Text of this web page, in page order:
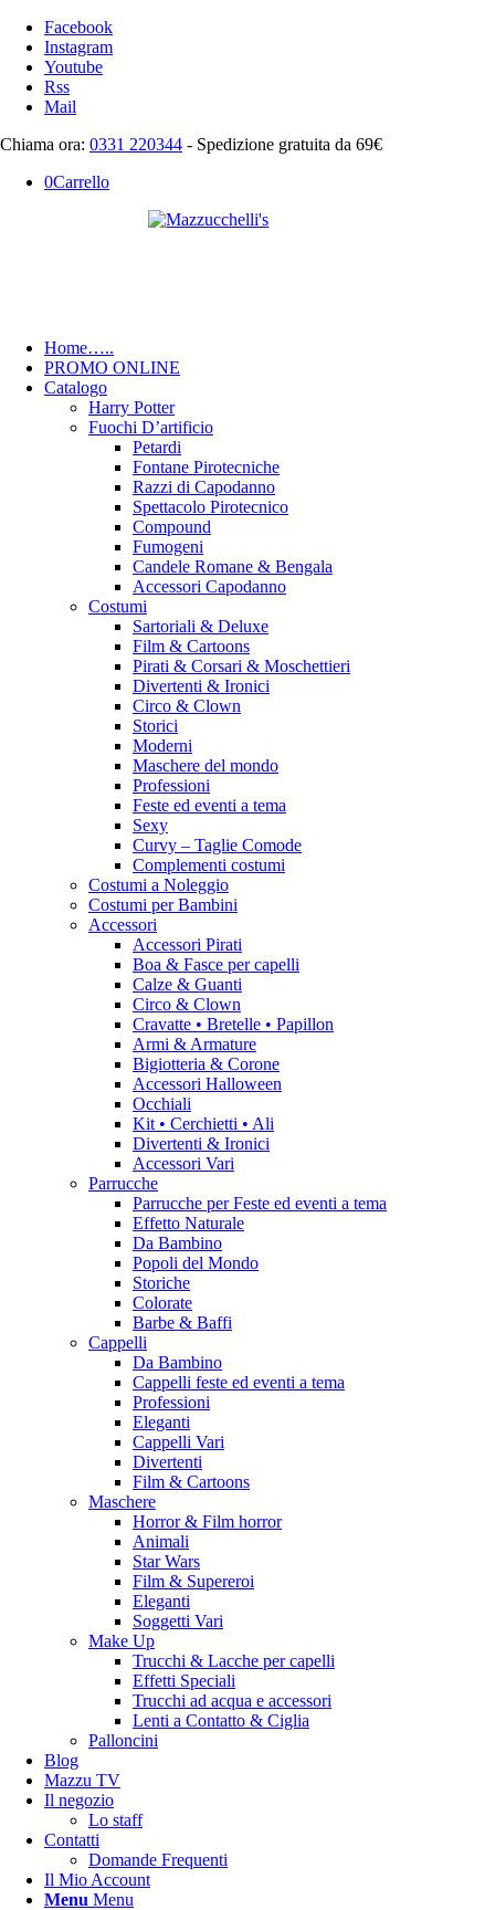
Facebook
Instagram
Youtube
Rss
Mail
Chiama ora: 0331 220344 - Spedizione gratuita da 69€
0Carrello
Home…..
PROMO ONLINE
Catalogo
Harry Potter
Fuochi D’artificio
Petardi
Fontane Pirotecniche
Razzi di Capodanno
Spettacolo Pirotecnico
Compound
Fumogeni
Candele Romane & Bengala
Accessori Capodanno
Costumi
Sartoriali & Deluxe
Film & Cartoons
Pirati & Corsari & Moschettieri
Divertenti & Ironici
Circo & Clown
Storici
Moderni
Maschere del mondo
Professioni
Feste ed eventi a tema
Sexy
Curvy – Taglie Comode
Complementi costumi
Costumi a Noleggio
Costumi per Bambini
Accessori
Accessori Pirati
Boa & Fasce per capelli
Calze & Guanti
Circo & Clown
Cravatte • Bretelle • Papillon
Armi & Armature
Bigiotteria & Corone
Accessori Halloween
Occhiali
Kit • Cerchietti • Ali
Divertenti & Ironici
Accessori Vari
Parrucche
Parrucche per Feste ed eventi a tema
Effetto Naturale
Da Bambino
Popoli del Mondo
Storiche
Colorate
Barbe & Baffi
Cappelli
Da Bambino
Cappelli feste ed eventi a tema
Professioni
Eleganti
Cappelli Vari
Divertenti
Film & Cartoons
Maschere
Horror & Film horror
Animali
Star Wars
Film & Supereroi
Eleganti
Soggetti Vari
Make Up
Trucchi & Lacche per capelli
Effetti Speciali
Trucchi ad acqua e accessori
Lenti a Contatto & Ciglia
Palloncini
Blog
Mazzu TV
Il negozio
Lo staff
Contatti
Domande Frequenti
Il Mio Account
Menu Menu